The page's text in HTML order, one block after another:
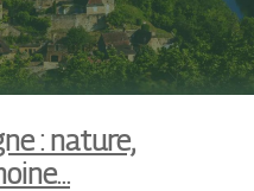
: nature,